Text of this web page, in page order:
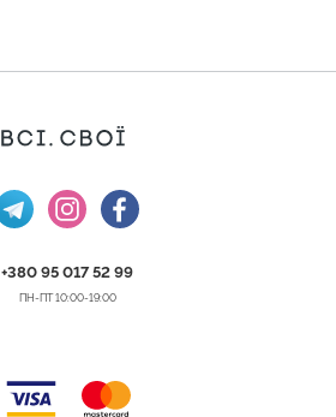
+380 95 017 52 99
ПН-ПТ 10:00-19:00